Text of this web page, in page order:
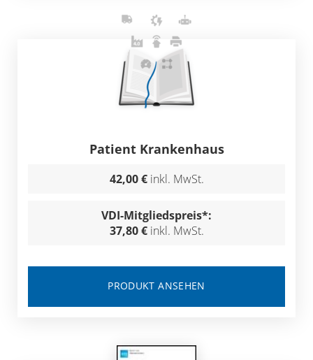
Patient Krankenhaus
42,00 € inkl. MwSt.
VDI-Mitgliedspreis*:
37,80 € inkl. MwSt.
PRODUKT ANSEHEN